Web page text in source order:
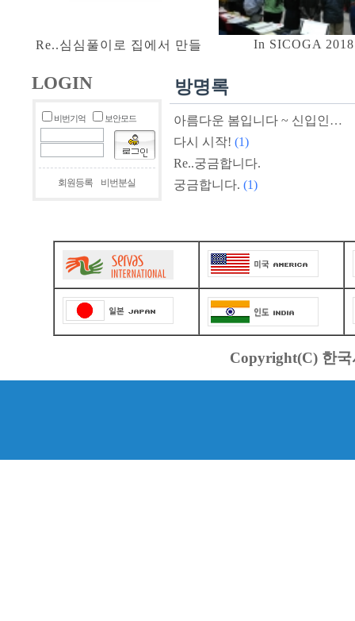
Re..심심풀이로 집에서 만들 In SICOGA
LOGIN
비번기억 보안모드
회원등록 비번분실
방명록
아름다운 봄입니다 ~ 신입인사드립니다
다시 시작! (1)
Re..궁금합니다.
궁금합니다. (1)
Copyright(C) 한국